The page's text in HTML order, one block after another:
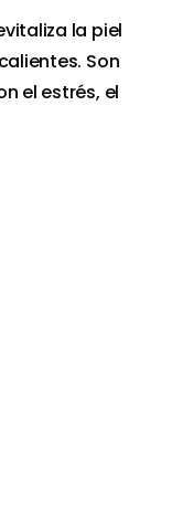
la piel
Son
el estrés, el